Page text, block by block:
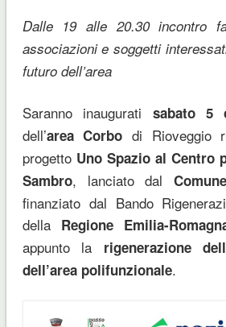
Dalle 19 alle 20.30 incontro
associazioni e soggetti
futuro dell’area
Saranno inaugurati sabato 5
dell’area Corbo di Rioveggio
progetto Uno Spazio al Centro
Sambro, lanciato dal
finanziato dal Bando
della Regione Emilia-
appunto la rigenerazione
dell’area polifunzionale.